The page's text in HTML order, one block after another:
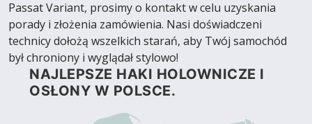
Passat Variant, prosimy o kontakt w celu uzyskania
porady i złożenia zamówienia. Nasi doświadczeni
technicy dołożą wszelkich starań, aby Twój samochód
był chroniony i wyglądał stylowo!
NAJLEPSZE HAKI HOLOWNICZE I
OSŁONY W POLSCE.